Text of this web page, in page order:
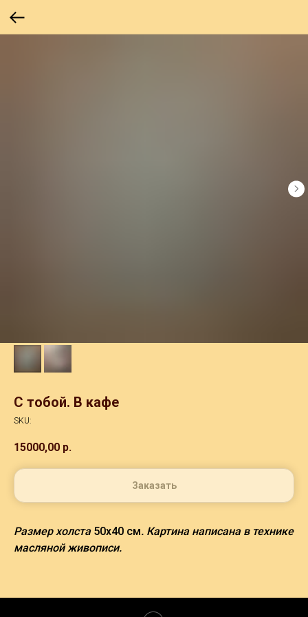
С тобой. В кафе
SKU:
15000,00 р.
Заказать
Размер холста50х40 см. Картина написана в технике
масляной живописи.